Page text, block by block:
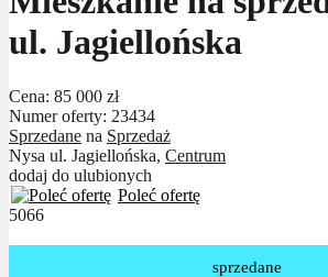
ul. Jagiellońska
Cena: 85 000 zł
Numer oferty: 23434
Sprzedane na Sprzedaż
Nysa ul. Jagiellońska, Centrum
dodaj do ulubionych
Poleć ofertę
5066
sprzedane